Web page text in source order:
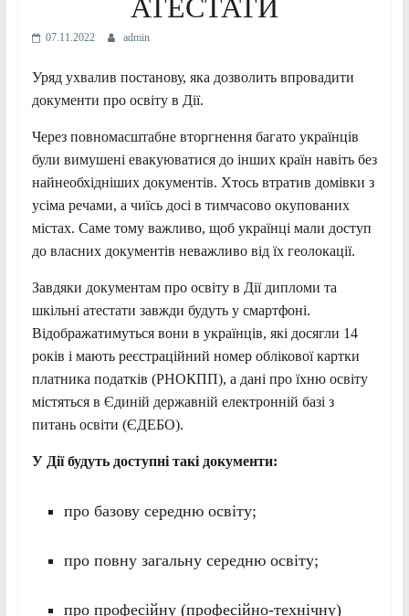
АТЕСТАТИ
07.11.2022 admin
Уряд ухвалив постанову, яка дозволить впровадити
документи про освіту в Дії.
Через повномасштабне вторгнення багато українців
були вимушені евакуюватися до інших країн навіть без
найнеобхідніших документів. Хтось втратив домівки з
усіма речами, а чиїсь досі в тимчасово окупованих
містах. Саме тому важливо, щоб українці мали доступ
до власних документів неважливо від їх геолокації.
Завдяки документам про освіту в Дії дипломи та
шкільні атестати завжди будуть у смартфоні.
Відображатимуться вони в українців, які досягли 14
років і мають реєстраційний номер облікової картки
платника податків (РНОКПП), а дані про їхню освіту
містяться в Єдиній державній електронній базі з
питань освіти (ЄДЕБО).
У Дії будуть доступні такі документи:
про базову середню освіту;
про повну загальну середню освіту;
про професійну (професійно-технічну)